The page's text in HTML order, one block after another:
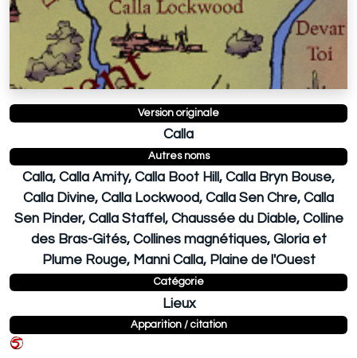
Version originale
Calla
Autres noms
Calla, Calla Amity, Calla Boot Hill, Calla Bryn Bouse,
Calla Divine, Calla Lockwood, Calla Sen Chre, Calla
Sen Pinder, Calla Staffel, Chaussée du Diable, Colline
des Bras-Gités, Collines magnétiques, Gloria et
Plume Rouge, Manni Calla, Plaine de l'Ouest
Catégorie
Lieux
Apparition / citation